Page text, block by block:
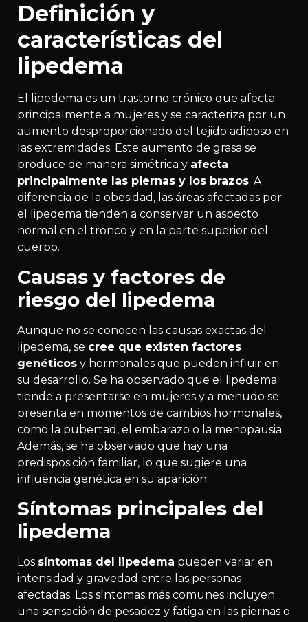
Definición y
características del
lipedema
El lipedema es un trastorno crónico que afecta
principalmente a mujeres y se caracteriza por un
aumento desproporcionado del tejido adiposo en
las extremidades. Este aumento de grasa se
produce de manera simétrica y afecta
principalmente las piernas y los brazos. A
diferencia de la obesidad, las áreas afectadas por
el lipedema tienden a conservar un aspecto
normal en el tronco y en la parte superior del
cuerpo.
Causas y factores de
riesgo del lipedema
Aunque no se conocen las causas exactas del
lipedema, se cree que existen factores
genéticos y hormonales que pueden influir en
su desarrollo. Se ha observado que el lipedema
tiende a presentarse en mujeres y a menudo se
presenta en momentos de cambios hormonales,
como la pubertad, el embarazo o la menopausia.
Además, se ha observado que hay una
predisposición familiar, lo que sugiere una
influencia genética en su aparición.
Síntomas principales del
lipedema
Los síntomas del lipedema pueden variar en
intensidad y gravedad entre las personas
afectadas. Los síntomas más comunes incluyen
una sensación de pesadez y fatiga en las piernas o